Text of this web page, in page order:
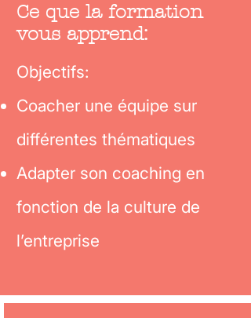
Ce que la formation
vous apprend:
Objectifs:
Coacher une équipe sur
différentes thématiques
Adapter son coaching en
fonction de la culture de
l’entreprise